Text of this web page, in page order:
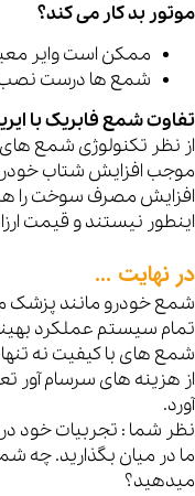
موتور بد کار می کند؟
ممکن است وایر
شمع ها درست نصب
تفاوت شمع فابریک با
از نظر تکنولوژی شمع
موجب افزایش شتاب خودرو
افزایش مصرف سوخت را هم
اینطور نیستند و قیمت
در نهایت ...
شمع خودرو مانند پزشک
تمام سیستم عملکرد
شمع های با کیفیت نه
از هزینه های سرسام آور
آورد.
نظر شما : تجربیات خود
ما در میان بگذارید. چه
میدهید؟